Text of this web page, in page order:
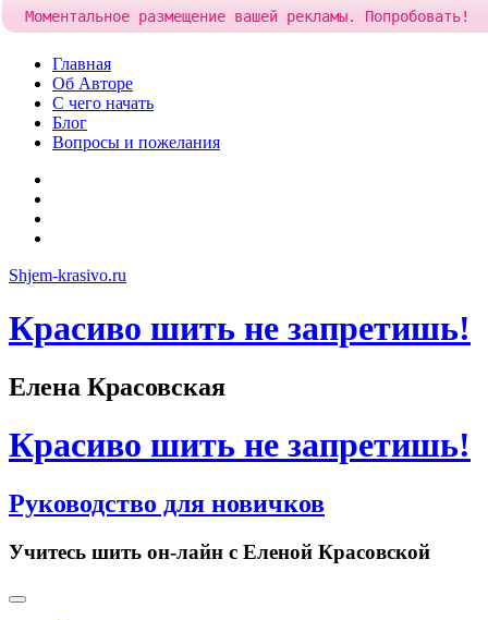
Skip
content
Главная
Об Авторе
С чего начать
Блог
Вопросы и пожелания
Shjem-krasivo.ru
Красиво шить не запретишь!
Елена Красовская
Красиво шить не запретишь!
Руководство для новичков
Учитесь шить он-лайн с Еленой Красовской
Primary
Моментальное размещение вашей рекламы. Попробовать!